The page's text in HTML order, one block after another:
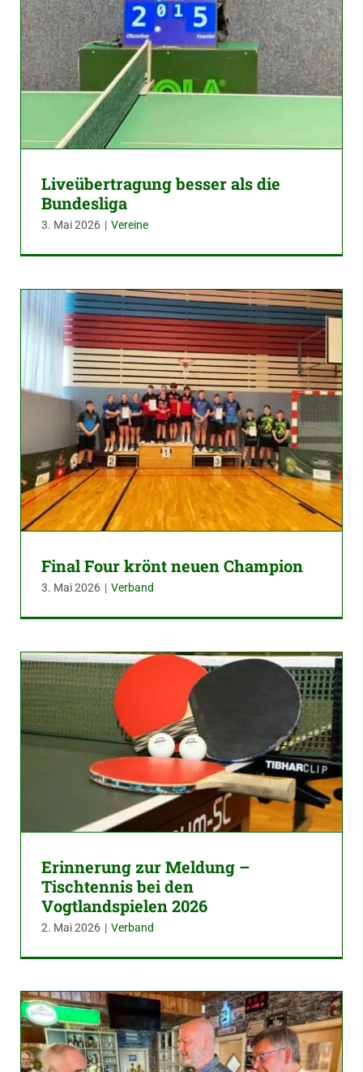
Liveübertragung besser als die
Bundesliga
3. Mai 2026 | Vereine
Final Four krönt neuen Champion
3. Mai 2026 | Verband
Erinnerung zur Meldung –
Tischtennis bei den
Vogtlandspielen 2026
2. Mai 2026 | Verband